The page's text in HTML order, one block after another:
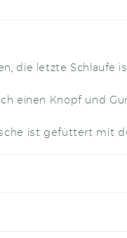
die letzte Schlaufe
einen Knopf und
ist gefüttert mit